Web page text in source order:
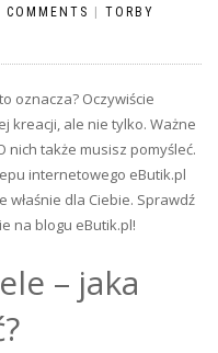
COMMENTS
TORBY
oznacza? Oczywiście
kreacji, ale nie tylko. Ważne
nich także musisz pomyśleć.
internetowego eButik.pl
dla Ciebie. Sprawdź
na blogu eButik.pl!
– jaka